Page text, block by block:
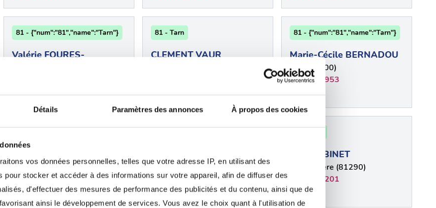
Détails Paramètres des annonces À propos des cookies
vos données personnelles, telles que votre adresse IP, en utilisant des
pour stocker et accéder à des informations sur votre appareil, afin de diffuser des
d'effectuer des mesures de performance des publicités et du contenu, ainsi que de
ainsi le développement de services. Vous avez le choix quant à l'utilisation de
81 - {"num":"81","name":"Tarn"}
Valérie FOURES-
06 40 74 13 84
81 - Tarn
CLEMENT VAUR
81 - {"num":"81","name":"Tarn"}
Marie-Cécile BERNADOU
Albi (81000)
0563544953
Albi (81000)
05 63 47 50 00 05 63 41 05
33
José
Albi (81000)
05 63 77 35 15
Jean ALBINET
Labruguière (81290)
0563703201